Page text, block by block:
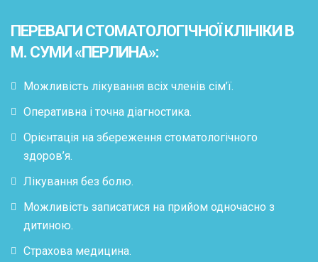
ПЕРЕВАГИ СТОМАТОЛОГІЧНОЇ КЛІНІКИ В
М. СУМИ «ПЕРЛИНА»:
Можливість лікування всіх членів сім’ї.
Оперативна і точна діагностика.
Орієнтація на збереження стоматологічного
здоров’я.
Лікування без болю.
Можливість записатися на прийом одночасно з
дитиною.
Страхова медицина.